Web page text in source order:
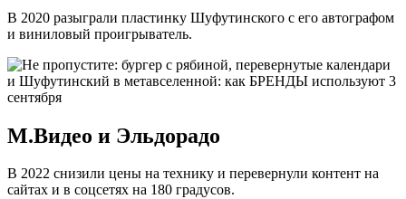
В 2020 разыграли пластинку Шуфутинского с его автографом
и виниловый проигрыватель.
М.Видео и Эльдорадо
В 2022 снизили цены на технику и перевернули контент на
сайтах и в соцсетях на 180 градусов.